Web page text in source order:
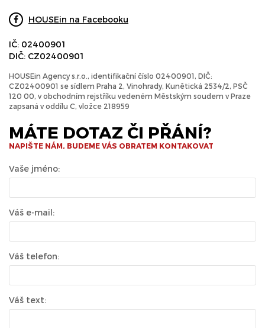
HOUSEin na Facebooku
IČ: 02400901
DIČ: CZ02400901
HOUSEin Agency s.r.o., identifikační číslo 02400901, DIČ:
CZ02400901 se sídlem Praha 2, Vinohrady, Kunětická 2534/2, PSČ
120 00, v obchodním rejstříku vedeném Městským soudem v Praze
zapsaná v oddílu C, vložce 218959
MÁTE DOTAZ ČI PŘÁNÍ?
NAPIŠTE NÁM, BUDEME VÁS OBRATEM KONTAKOVAT
Vaše jméno:
Váš e-mail:
Váš telefon:
Váš text: